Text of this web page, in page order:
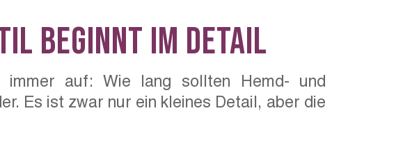
beginnt im Detail
immer auf: Wie lang sollten Hemd- und
Es ist zwar nur ein kleines Detail, aber die